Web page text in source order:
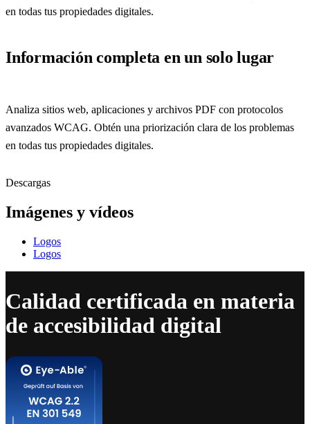
en todas tus propiedades digitales.
Información completa en un solo lugar
Analiza sitios web, aplicaciones y archivos PDF con protocolos
avanzados WCAG. Obtén una priorización clara de los problemas
en todas tus propiedades digitales.
Descargas
Imágenes y vídeos
Logos
Logos
Calidad certificada en materia
de accesibilidad digital